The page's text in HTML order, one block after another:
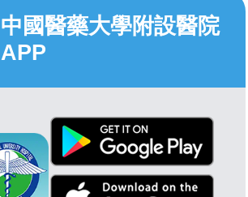
中國醫藥大學附設醫院
APP